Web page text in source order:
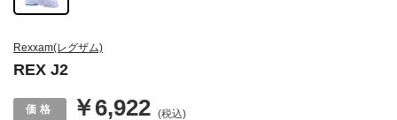
Rexxam(レグザム)
REX J2
￥6,922 (税込)